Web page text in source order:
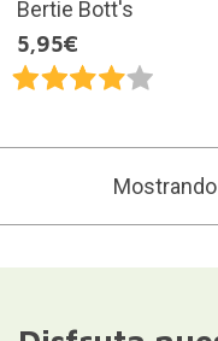
Bertie Bott's
5,95€